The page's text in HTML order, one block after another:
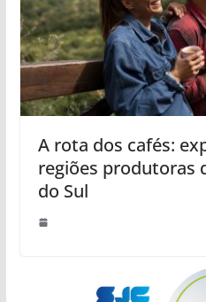
A rota dos cafés:
regiões produtoras
do Sul